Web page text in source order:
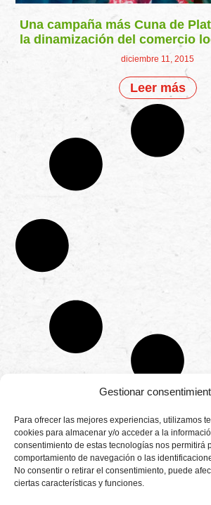
Gestionar
Para ofrecer las mejores experiencias, utilizamos
cookies para almacenar y/o acceder a la
consentimiento de estas tecnologías nos permitirá
comportamiento de navegación o las
No consentir o retirar el consentimiento, puede
ciertas características y funciones.
Una campaña más Cuna de
la dinamización del comercio
diciembre 11, 2015
Leer más
Productores
de
fresas,
frambuesas,
arándanos
CONTÁCTANOS
Camino de
Montemayor s/n
21800 Moguer.
Huelva ESPAÑA.